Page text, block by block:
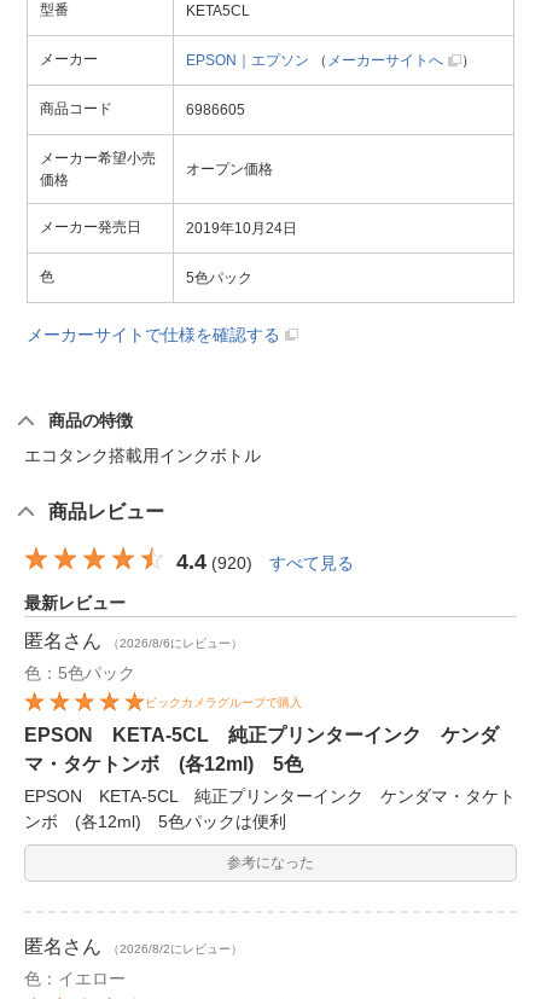
型番 KETA5CL
メーカー EPSON｜エプソン （ メーカーサイトへ ）
商品コード 6986605
メーカー希望小売
価格
オープン価格
メーカー発売日 2019年10月24日
色 5色パック
メーカーサイトで仕様を確認する
商品の特徴
エコタンク搭載用インクボトル
商品レビュー
4.4 (920) すべて見る
最新レビュー
匿名 さん （2026/8/6にレビュー）
色：5色パック
ビックカメラグループで購入
EPSON KETA-5CL 純正プリンターインク ケンダ
マ・タケトンボ (各12ml) 5色
EPSON KETA-5CL 純正プリンターインク ケンダマ・タケト
ンボ (各12ml) 5色パックは便利
参考になった
匿名 さん （2026/8/2にレビュー）
色：イエロー